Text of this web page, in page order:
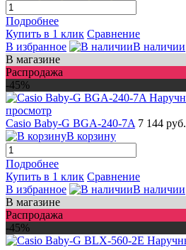
Подробнее
Купить в 1 клик Сравнение
В избранное
В наличии
В магазине
Распродажа
-45%
просмотр
Casio Baby-G BGA-240-7A 7 144 руб.
В корзину
Подробнее
Купить в 1 клик Сравнение
В избранное
В наличии
В магазине
Распродажа
-45%